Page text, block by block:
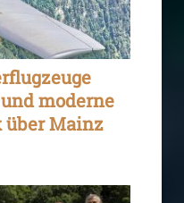
moderne
Mainz